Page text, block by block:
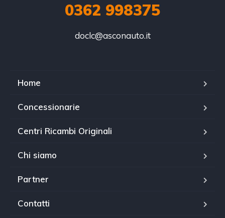
0362 998375
doclc@asconauto.it
Home
Concessionarie
Centri Ricambi Originali
Chi siamo
Partner
Contatti